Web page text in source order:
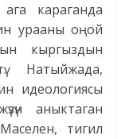
караганда
урааны оңой
кыргыздын
Натыйжада,
идеологиясы
аныктаган
тигил